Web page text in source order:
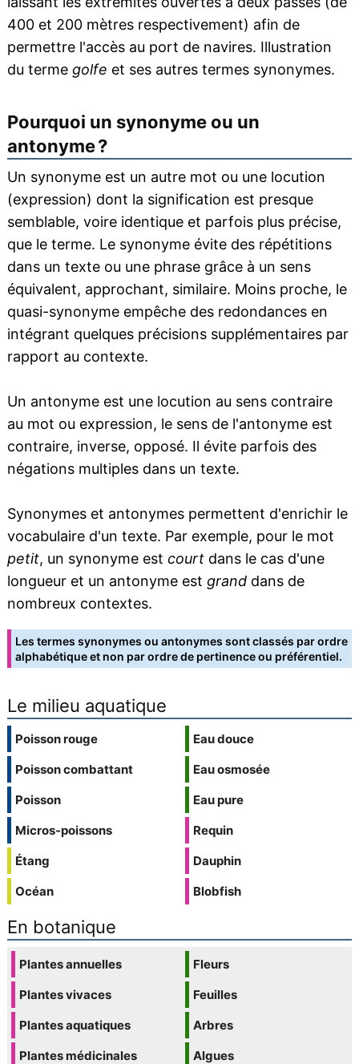
400 et 200 mètres respectivement) afin de
permettre l'accès au port de navires. Illustration
du terme golfe et ses autres termes synonymes.
Pourquoi un synonyme ou un
antonyme ?
Un synonyme est un autre mot ou une locution
(expression) dont la signification est presque
semblable, voire identique et parfois plus précise,
que le terme. Le synonyme évite des répétitions
dans un texte ou une phrase grâce à un sens
équivalent, approchant, similaire. Moins proche, le
quasi-synonyme empêche des redondances en
intégrant quelques précisions supplémentaires par
rapport au contexte.
Un antonyme est une locution au sens contraire
au mot ou expression, le sens de l'antonyme est
contraire, inverse, opposé. Il évite parfois des
négations multiples dans un texte.
Synonymes et antonymes permettent d'enrichir le
vocabulaire d'un texte. Par exemple, pour le mot
petit, un synonyme est courtdans le cas d'une
longueur et un antonyme est granddans de
nombreux contextes.
Les termes synonymes ou antonymes sont classés par ordre
alphabétique et non par ordre de pertinence ou préférentiel.
Le milieu aquatique
Poisson rouge
Poisson combattant
Poisson
Micros-poissons
Étang
Océan
Eau douce
Eau osmosée
Eau pure
Requin
Dauphin
Blobfish
En botanique
Plantes annuelles
Plantes vivaces
Plantes aquatiques
Plantes médicinales
Fleurs
Feuilles
Arbres
Algues